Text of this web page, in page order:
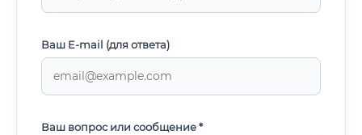
Ваш E-mail (для ответа)
Ваш вопрос или сообщение *